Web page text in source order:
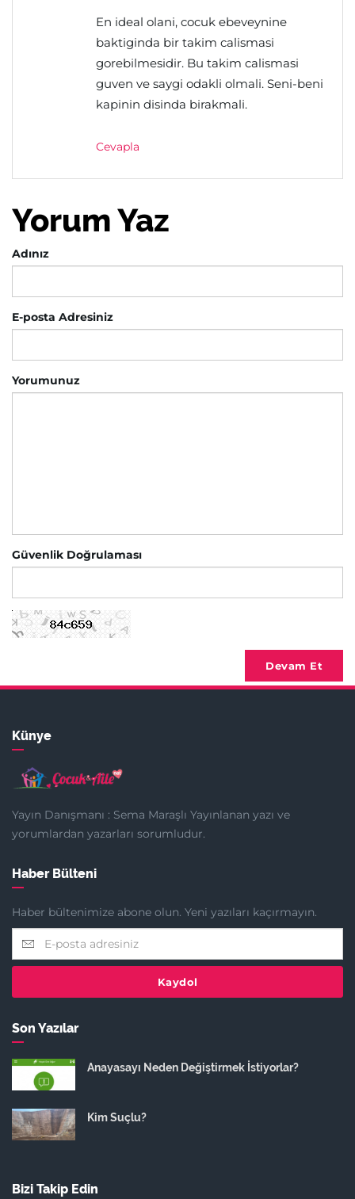
En ideal olani, cocuk ebeveynine
baktiginda bir takim calismasi
gorebilmesidir. Bu takim calismasi
guven ve saygi odakli olmali. Seni-beni
kapinin disinda birakmali.
Cevapla
Yorum Yaz
Adınız
E-posta Adresiniz
Yorumunuz
Güvenlik Doğrulaması
Devam Et
Künye
Yayın Danışmanı : Sema Maraşlı Yayınlanan yazı ve
yorumlardan yazarları sorumludur.
Haber Bülteni
Haber bültenimize abone olun. Yeni yazıları kaçırmayın.
Kaydol
Son Yazılar
Anayasayı Neden Değiştirmek İstiyorlar?
Kim Suçlu?
Bizi Takip Edin